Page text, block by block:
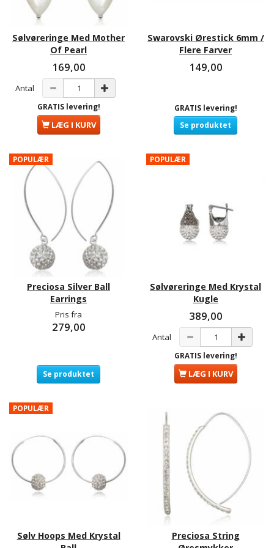
Sølvøreringe Med Mother
Of Pearl
169,00
Antal
GRATIS levering!
LÆG I KURV
Swarovski Ørestick 6mm /
Flere Farver
149,00
GRATIS levering!
Se produktet
POPULÆR
Preciosa Silver Ball
Earrings
Pris fra
279,00
Se produktet
POPULÆR
Sølvøreringe Med Krystal
Kugle
389,00
Antal
GRATIS levering!
LÆG I KURV
POPULÆR
Sølv Hoops Med Krystal
Preciosa String